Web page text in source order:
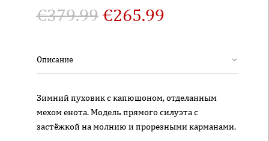
€379.99€265.99
Описание
Зимний пуховик с капюшоном, отделанным
мехом енота. Модель прямого силуэта с
застёжкой на молнию и прорезными карманами.